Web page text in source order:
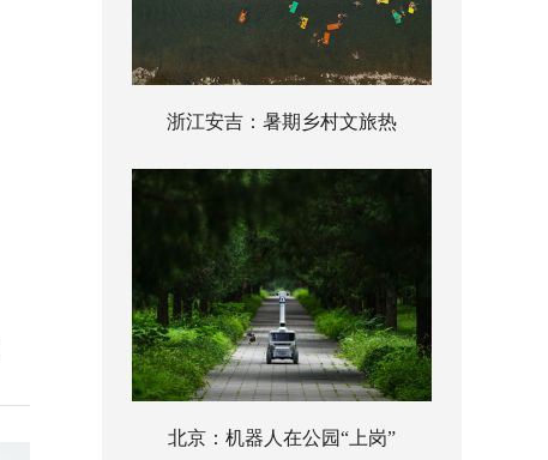
浙江安吉：暑期乡村文旅热
北京：机器人在公园“上岗”